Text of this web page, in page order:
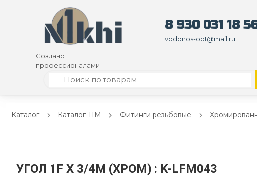
Создано
профессионалами
8 930 031 18
vodonos-opt@mail.ru
Каталог Каталог TIM Фитинги резьбовые
УГОЛ 1F X 3/4M (ХРОМ) : K-LFM043